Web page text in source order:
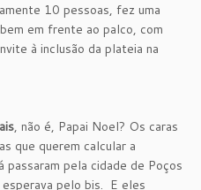
10 pessoas, fez uma
em frente ao palco, com
à inclusão da plateia na
, não é, Papai Noel? Os caras
que querem calcular a
passaram pela cidade de Poços
pelo bis. E eles